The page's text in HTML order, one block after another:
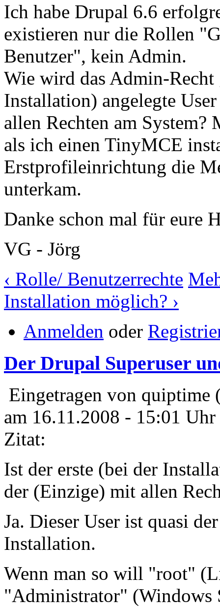
Ich habe Drupal 6.6
existieren nur die Rollen
Benutzer", kein Admin.
Wie wird das Admin-Recht
Installation) angelegte
allen Rechten am
als ich einen TinyMCE
Erstprofileinrichtung die
unterkam.
Danke schon mal für eure
VG - Jörg
‹ Rolle/ Benutzerrechte
Installation möglich? ›
Anmelden oder
Der Drupal Superuser
Eingetragen von quiptime
am 16.11.2008 - 15:01 Uhr
Zitat:
Ist der erste (bei der
der (Einzige) mit allen
Ja. Dieser User ist quasi
Installation.
Wenn man so will "root"
"Administrator" (Windows